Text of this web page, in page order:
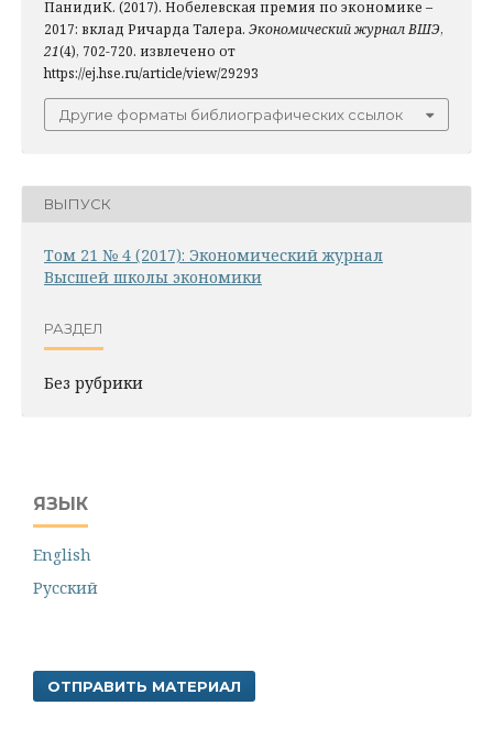
ПанидиК. (2017). Нобелевская премия по экономике –
2017: вклад Ричарда Талера. Экономический журнал ВШЭ,
21(4), 702-720. извлечено от
https://ej.hse.ru/article/view/29293
Другие форматы библиографических ссылок
ВЫПУСК
Том 21 № 4 (2017): Экономический журнал
Высшей школы экономики
РАЗДЕЛ
Без рубрики
ЯЗЫК
English
Русский
ОТПРАВИТЬ МАТЕРИАЛ